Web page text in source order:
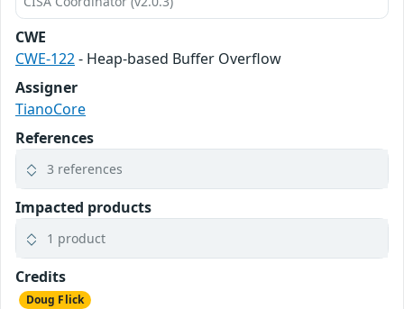
CWE
CWE-122- Heap-based Buffer Overflow
Assigner
TianoCore
References
3 references
Impacted products
1 product
Credits
Doug Flick